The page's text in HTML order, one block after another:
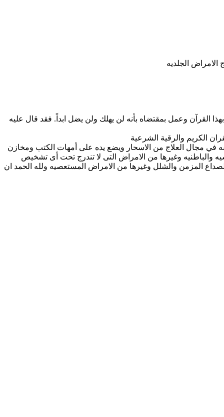
الجلديه
القرآن وعمل بمقتضاه بأنه لن يهلك ولن يضل ابداً. فقد قال عليه
في مجال العلاج من الاسحار ويضع يده على أمهات الكتب ومخازن
والباطنيه وغيرها من الامراض التى لا تندرج تحت أى تشخيص
المزمن والشلل وغيرها من الامراض المستعصيه ولله الحمد ان